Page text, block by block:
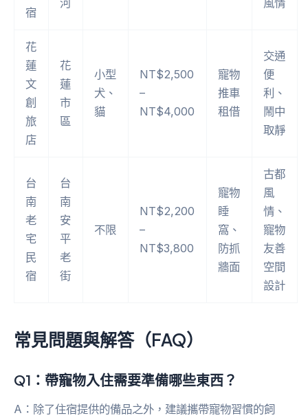
宿
花
蓮
文
創
旅
店
花
蓮
市
區
小型
犬、
貓
NT$2,500
–
NT$4,000
寵物
推車
租借
交通
便
利、
鬧中
取靜
台
南
老
宅
民
宿
台
南
安
平
老
街
不限
NT$2,200
–
NT$3,800
寵物
睡
窩、
防抓
牆面
古都
風
情、
寵物
友善
空間
設計
常見問題與解答（FAQ）
Q1：帶寵物入住需要準備哪些東西？
A：除了住宿提供的備品之外，建議攜帶寵物習慣的飼